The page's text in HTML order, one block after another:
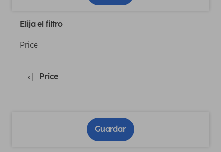
Elija el filtro
Price
Price
Guardar